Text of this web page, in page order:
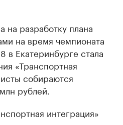
на разработку плана
на время чемпионата
в Екатеринбурге стала
«Транспортная
собираются
рублей.
интеграция»